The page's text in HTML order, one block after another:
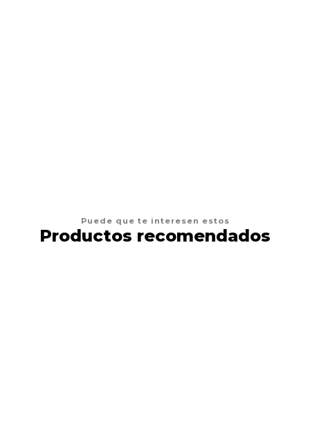
Puede que te interesen estos
Productos recomendados